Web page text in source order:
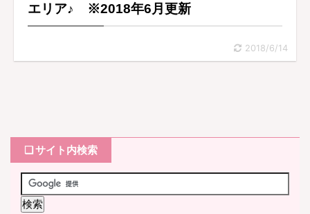
エリア♪ ※2018年6月更新
2018/6/14
❏ サイト内検索